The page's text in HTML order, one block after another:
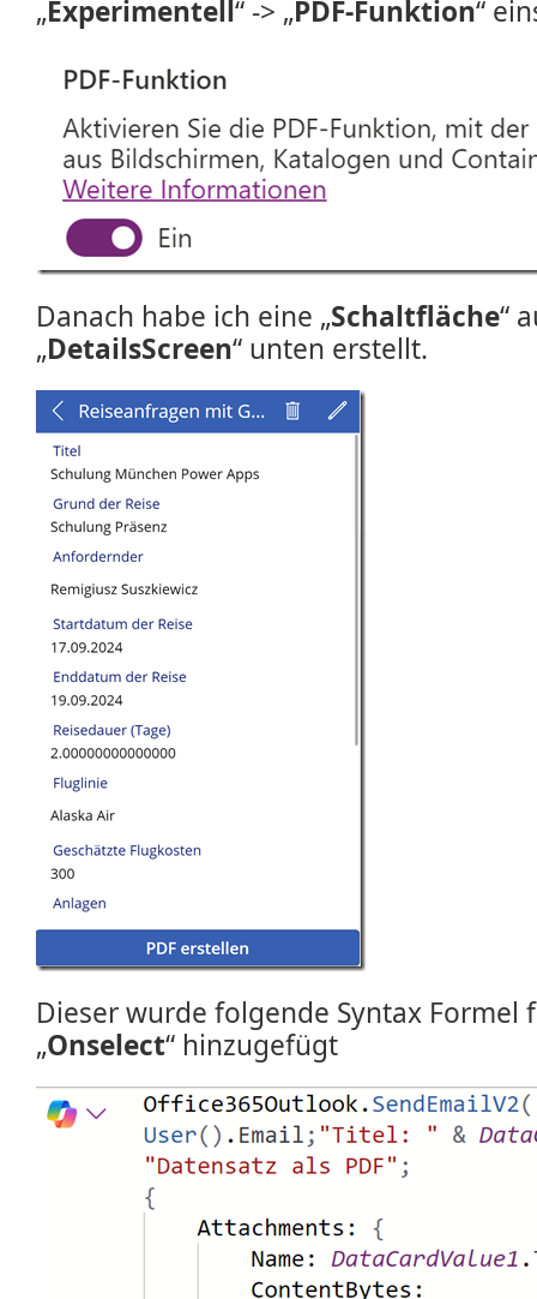
„Experimentell “ -> „PDF-Funktion“
Danach habe ich eine „Schaltfläche“
„DetailsScreen“ unten erstellt.
Dieser wurde folgende Syntax Formel
„Onselect“ hinzugefügt